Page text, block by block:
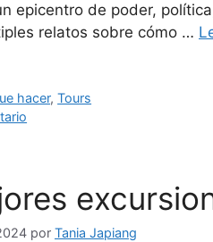
epicentro de poder,
relatos sobre cómo …
hacer,Tours
por Tania Japiang